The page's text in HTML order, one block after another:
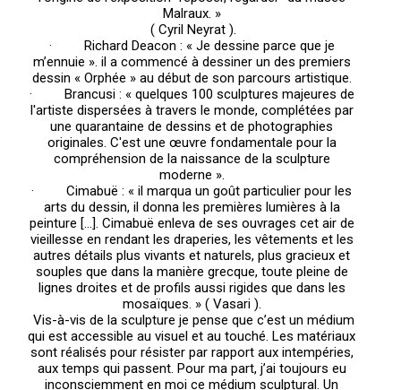
Malraux. »
( Cyril Neyrat ).
· Richard Deacon : « Je dessine parce que je
m’ennuie ». il a commencé à dessiner un des premiers
dessin « Orphée » au début de son parcours artistique.
· Brancusi : « quelques 100 sculptures majeures de
l'artiste dispersées à travers le monde, complétées par
une quarantaine de dessins et de photographies
originales. C'est une œuvre fondamentale pour la
compréhension de la naissance de la sculpture
moderne ».
· Cimabuë : « il marqua un goût particulier pour les
arts du dessin, il donna les premières lumières à la
peinture [...]. Cimabuë enleva de ses ouvrages cet air de
vieillesse en rendant les draperies, les vêtements et les
autres détails plus vivants et naturels, plus gracieux et
souples que dans la manière grecque, toute pleine de
lignes droites et de profils aussi rigides que dans les
mosaïques. » ( Vasari ).
Vis-à-vis de la sculpture je pense que c’est un médium
qui est accessible au visuel et au touché. Les matériaux
sont réalisés pour résister par rapport aux intempéries,
aux temps qui passent. Pour ma part, j’ai toujours eu
inconsciemment en moi ce médium sculptural. Un